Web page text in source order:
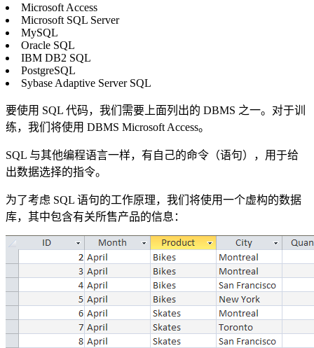
Microsoft Access
Microsoft SQL Server
MySQL
Oracle SQL
IBM DB2 SQL
PostgreSQL
Sybase Adaptive Server SQL
要使用 SQL 代码，我们需要上面列出的 DBMS 之一。对于训
练，我们将使用 DBMS Microsoft Access。
SQL 与其他编程语言一样，有自己的命令（语句），用于给
出数据选择的指令。
为了考虑 SQL 语句的工作原理，我们将使用一个虚构的数据
库，其中包含有关所售产品的信息：